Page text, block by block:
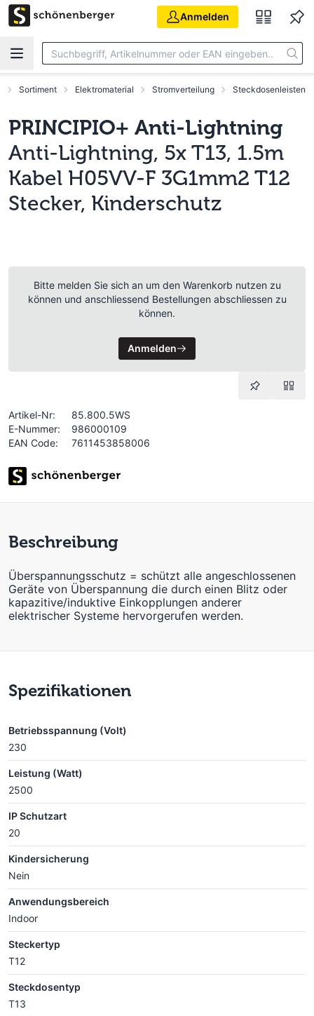
Zum Hauptinhalt springen
Anmelden
Sortiment Elektromaterial Stromverteilung Steckdosenleisten
PRINCIPIO+ Anti-Lightning
Anti-Lightning, 5x T13, 1.5m
Kabel H05VV-F 3G1mm2 T12
Stecker, Kinderschutz
Bitte melden Sie sich an um den Warenkorb nutzen zu
können und anschliessend Bestellungen abschliessen zu
können.
Anmelden
Artikel-Nr:
85.800.5WS
E-Nummer:
986000109
EAN Code:
7611453858006
Beschreibung
Überspannungsschutz = schützt alle angeschlossenen
Geräte von Überspannung die durch einen Blitz oder
kapazitive/induktive Einkopplungen anderer
elektrischer Systeme hervorgerufen werden.
Spezifikationen
Betriebsspannung (Volt)
230
Leistung (Watt)
2500
IP Schutzart
20
Kindersicherung
Nein
Anwendungsbereich
Indoor
Steckertyp
T12
Steckdosentyp
T13